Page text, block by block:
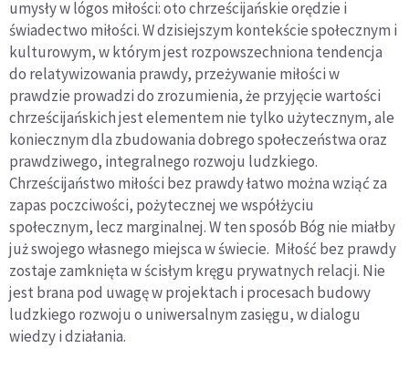
umysły w lógos miłości: oto chrześcijańskie orędzie i
świadectwo miłości. W dzisiejszym kontekście społecznym i
kulturowym, w którym jest rozpowszechniona tendencja
do relatywizowania prawdy, przeżywanie miłości w
prawdzie prowadzi do zrozumienia, że przyjęcie wartości
chrześcijańskich jest elementem nie tylko użytecznym, ale
koniecznym dla zbudowania dobrego społeczeństwa oraz
prawdziwego, integralnego rozwoju ludzkiego.
Chrześcijaństwo miłości bez prawdy łatwo można wziąć za
zapas poczciwości, pożytecznej we współżyciu
społecznym, lecz marginalnej. W ten sposób Bóg nie miałby
już swojego własnego miejsca w świecie. Miłość bez prawdy
zostaje zamknięta w ścisłym kręgu prywatnych relacji. Nie
jest brana pod uwagę w projektach i procesach budowy
ludzkiego rozwoju o uniwersalnym zasięgu, w dialogu
wiedzy i działania.